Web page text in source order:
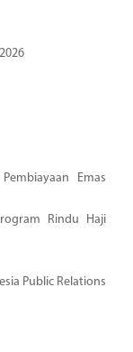
Emas
Rindu Haji
Public Relations